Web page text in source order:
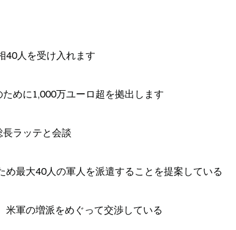
40人を受け入れます
めに1,000万ユーロ超を拠出します
ラッテと会談
最大40人の軍人を派遣することを提案している
軍の増派をめぐって交渉している